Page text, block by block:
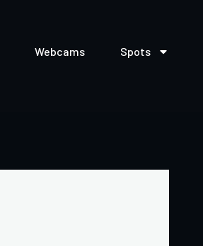
Webcams Spots